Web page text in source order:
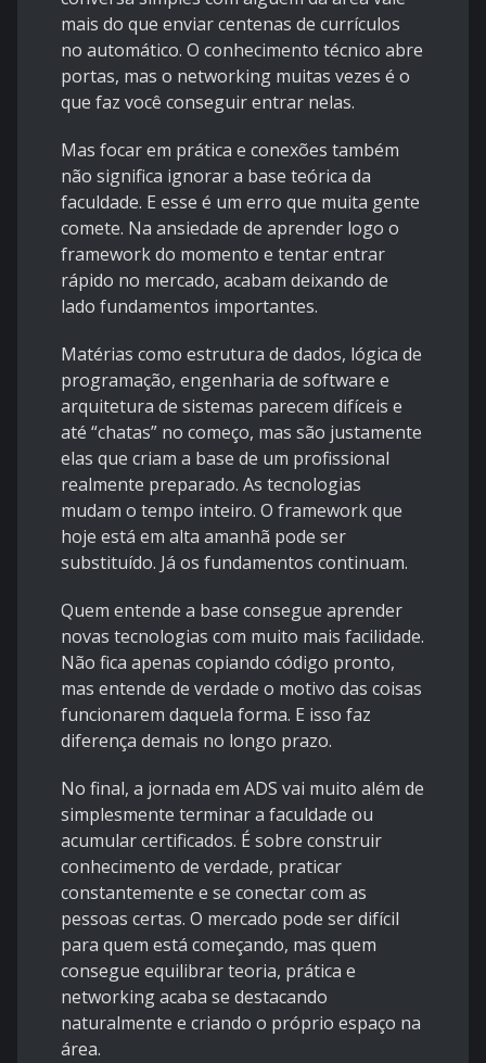
mais do que enviar centenas de currículos
no automático. O conhecimento técnico abre
portas, mas o networking muitas vezes é o
que faz você conseguir entrar nelas.
Mas focar em prática e conexões também
não significa ignorar a base teórica da
faculdade. E esse é um erro que muita gente
comete. Na ansiedade de aprender logo o
framework do momento e tentar entrar
rápido no mercado, acabam deixando de
lado fundamentos importantes.
Matérias como estrutura de dados, lógica de
programação, engenharia de software e
arquitetura de sistemas parecem difíceis e
até “chatas” no começo, mas são justamente
elas que criam a base de um profissional
realmente preparado. As tecnologias
mudam o tempo inteiro. O framework que
hoje está em alta amanhã pode ser
substituído. Já os fundamentos continuam.
Quem entende a base consegue aprender
novas tecnologias com muito mais facilidade.
Não fica apenas copiando código pronto,
mas entende de verdade o motivo das coisas
funcionarem daquela forma. E isso faz
diferença demais no longo prazo.
No final, a jornada em ADS vai muito além de
simplesmente terminar a faculdade ou
acumular certificados. É sobre construir
conhecimento de verdade, praticar
constantemente e se conectar com as
pessoas certas. O mercado pode ser difícil
para quem está começando, mas quem
consegue equilibrar teoria, prática e
networking acaba se destacando
naturalmente e criando o próprio espaço na
área.